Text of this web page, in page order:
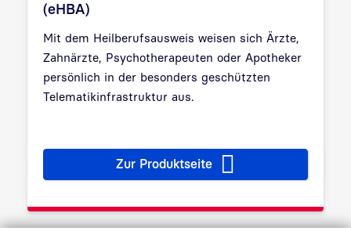
(eHBA)
Mit dem Heilberufsausweis weisen sich Ärzte,
Zahnärzte, Psychotherapeuten oder Apotheker
persönlich in der besonders geschützten
Telematikinfrastruktur aus.
Zur ProduktseiteElektronischer